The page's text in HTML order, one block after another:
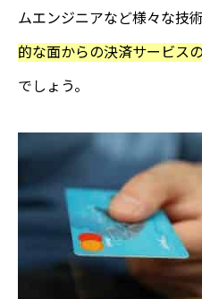
ムエンジニアなど様々な技
的な面からの決済サービス
でしょう。